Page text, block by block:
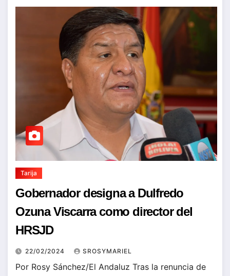
Tarija
Gobernador designa a Dulfredo
Ozuna Viscarra como director del
HRSJD
22/02/2024 SROSYMARIEL
Por Rosy Sánchez/El Andaluz Tras la renuncia de